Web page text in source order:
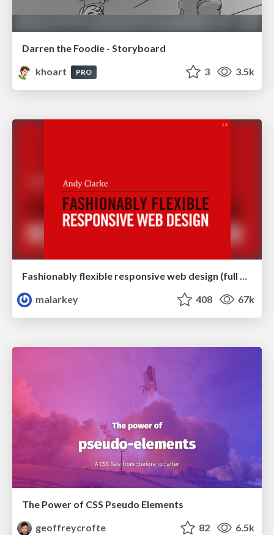
Darren the Foodie - Storyboard
khoart
PRO 3 3.5k
Fashionably flexible responsive web design (full day workshop)
malarkey
408 67k
The Power of CSS Pseudo Elements
geoffreycrofte
82 6.5k